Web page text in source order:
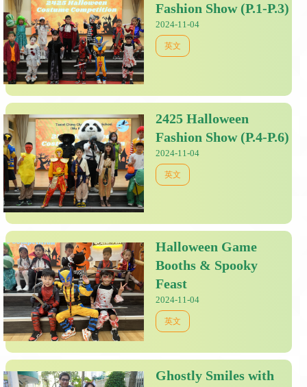
Fashion Show (P.1-P.3)
2024-11-04
英文
2425 Halloween
Fashion Show (P.4-P.6)
2024-11-04
英文
Halloween Game
Booths & Spooky
Feast
2024-11-04
英文
Ghostly Smiles with